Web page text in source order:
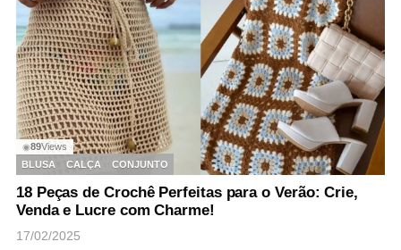
◉89Views
BLUSA
CALÇA CONJUNTO
18 Peças de Crochê Perfeitas para o Verão: Crie,
Venda e Lucre com Charme!
17/02/2025